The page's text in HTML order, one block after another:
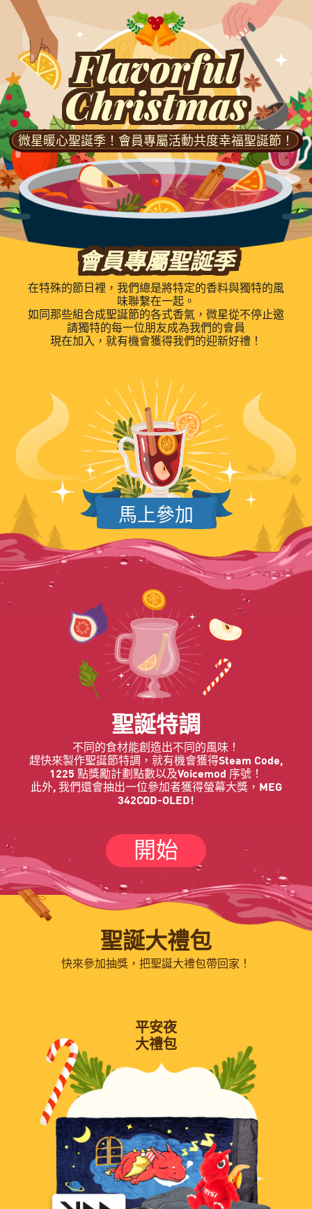
Flavorful
Christmas
微星暖心聖誕季！會員專屬活動共度幸福聖誕節！
會員專屬聖誕季
在特殊的節日裡，我們總是將特定的香料與獨特的風
味聯繫在一起。
如同那些組合成聖誕節的各式香氣，微星從不停止邀
請獨特的每一位朋友成為我們的會員
現在加入，就有機會獲得我們的迎新好禮！
馬上參加
聖誕特調
不同的食材能創造出不同的風味！
趕快來製作聖誕節特調，就有機會獲得Steam Code,
1225 點獎勵計劃點數以及Voicemod 序號！
此外, 我們還會抽出一位參加者獲得螢幕大獎，MEG
342CQD-OLED!
開始
聖誕大禮包
快來參加抽獎，把聖誕大禮包帶回家！
平安夜
大禮包